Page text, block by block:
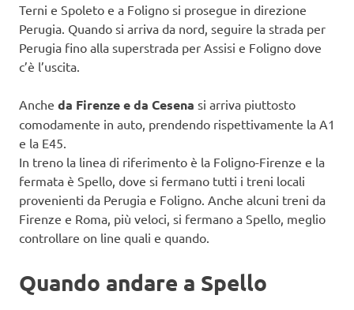
Terni e Spoleto e a Foligno si prosegue in direzione
Perugia. Quando si arriva da nord, seguire la strada per
Perugia fino alla superstrada per Assisi e Foligno dove
c’è l’uscita.
Anche da Firenze e da Cesena si arriva piuttosto
comodamente in auto, prendendo rispettivamente la A1
e la E45.
In treno la linea di riferimento è la Foligno-Firenze e la
fermata è Spello, dove si fermano tutti i treni locali
provenienti da Perugia e Foligno. Anche alcuni treni da
Firenze e Roma, più veloci, si fermano a Spello, meglio
controllare on line quali e quando.
Quando andare a Spello